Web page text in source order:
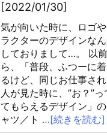
[2022/01/30]
気が向いた時に、ロゴ
ラクターのデザインな
しておりまして…。 以
ら、「普段、ふつーに
るけど、同じお仕事さ
人が見た時に、”お？”っ
てもらえるデザイン」
ャツ／ト …[続きを読む]